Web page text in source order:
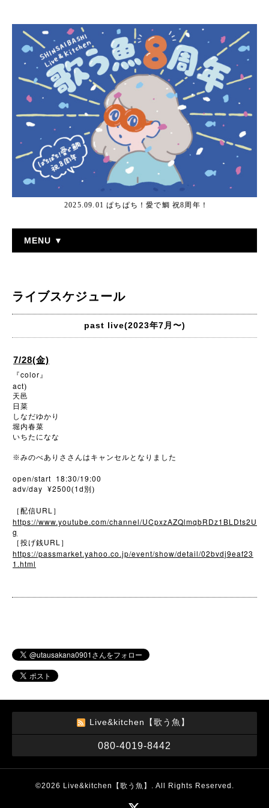
2025.09.01 ぱちぱち！愛で鯛 祝8周年！
MENU ▼
ライブスケジュール
past live(2023年7月〜)
7/28(金)
『color』
act)
天邑
日菜
しなだゆかり
堀内春菜
いちたになな
※みのべありささんはキャンセルとなりました
open/start 18:30/19:00
adv/day ¥2500(1d 別)
［配信URL ］
https://www.youtube.com/channel/UCpxzAZQlmqbRDz1BLDts2U
g
［投げ銭URL ］
https://passmarket.yahoo.co.jp/event/show/detail/02bvdj9eaf23
1.html
Live&kitchen【歌う魚】
080-4019-8442
©2026 Live&kitchen【歌う魚】 . All Rights Reserved.